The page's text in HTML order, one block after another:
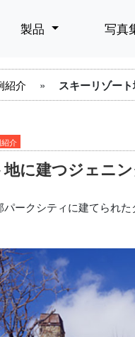
製品 写真
紹介 » スキーリゾー
介
に建つジェニ
ークシティに建てられ